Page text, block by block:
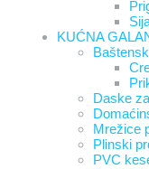
KUĆNA
Daske
Mrežice
Plinski
PVC